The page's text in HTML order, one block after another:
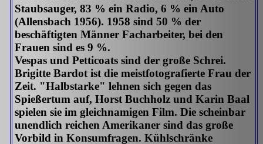
Staubsauger, 83 % ein Radio, 6 % ein Auto
(Allensbach 1956). 1958 sind 50 % der
beschäftigten Männer Facharbeiter, bei den
Frauen sind es 9 %.
Vespas und Petticoats sind der große Schrei.
Brigitte Bardot ist die meistfotografierte Frau der
Zeit. "Halbstarke" lehnen sich gegen das
Spießertum auf, Horst Buchholz und Karin Baal
spielen sie im gleichnamigen Film. Die scheinbar
unendlich reichen Amerikaner sind das große
Vorbild in Konsumfragen. Kühlschränke